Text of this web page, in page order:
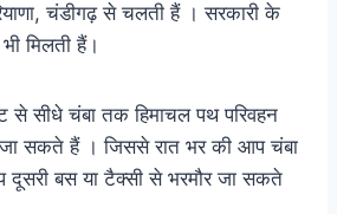
चंडीगढ़ से चलती हैं । सरकारी के
मिलती हैं।
से सीधे चंबा तक हिमाचल पथ परिवहन
जा सकते हैं । जिससे रात भर की आप चंबा
बस या टैक्सी से भरमौर जा सकते